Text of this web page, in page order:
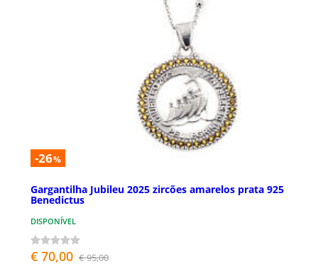
-26%
Gargantilha Jubileu 2025 zircões amarelos prata 925
Benedictus
DISPONÍVEL
€ 70,00 € 95,00